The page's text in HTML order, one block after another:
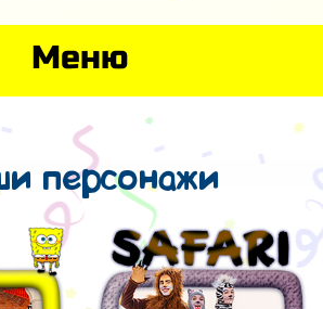
Меню
персонажи